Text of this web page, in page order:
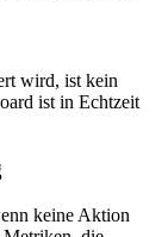
wird, ist kein
ist in Echtzeit
keine Aktion